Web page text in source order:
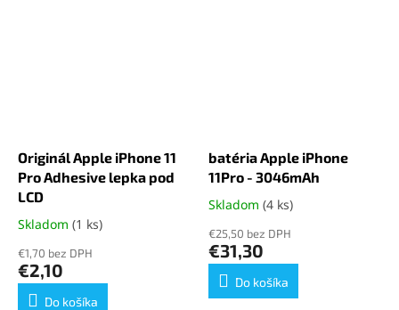
Originál Apple iPhone 11
Pro Adhesive lepka pod
LCD
Priemerné
produktu
je
5,0
Skladom (1 ks)
€1,70 bez DPH
€2,10
Do košíka
batéria Apple iPhone
11Pro - 3046mAh
Priemerné
produktu
je
5,0
Skladom (4 ks)
€25,50 bez DPH
€31,30
Do košíka